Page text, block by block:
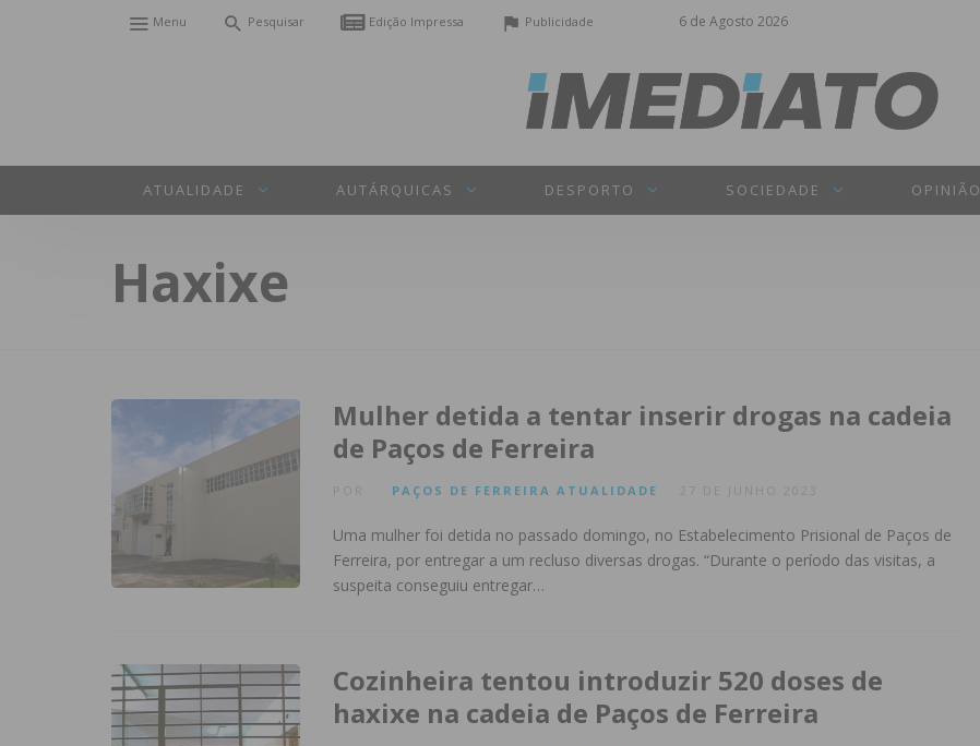
6 de Agosto 2026
Menu Pesquisar Edição Impressa Publicidade
ATUALIDADE AUTÁRQUICAS DESPORTO SOCIEDADE OPINIÃO
Haxixe
Mulher detida a tentar inserir drogas na cadeia
de Paços de Ferreira
PAÇOS DE FERREIRA ATUALIDADE 27 DE JUNHO 2023
Uma mulher foi detida no passado domingo, no Estabelecimento Prisional de Paços de
Ferreira, por entregar a um recluso diversas drogas. “Durante o período das visitas, a
suspeita conseguiu entregar…
Cozinheira tentou introduzir 520 doses de
haxixe na cadeia de Paços de Ferreira